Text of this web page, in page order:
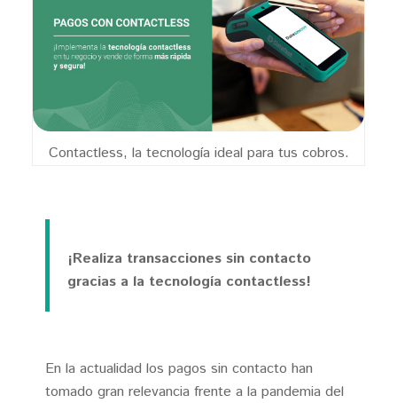
Novedades
Términos y Condiciones
Términos y Condiciones TenTén
Promoción Datafast
TenTén
Soluciones integrales
DataPOS
Dataweb
Datalink
Herramientas
Magento
Prestashop
Otras Funciones
Contrata en línea
Contactless, la tecnología ideal para tus cobros.
¡Realiza transacciones sin contacto
gracias a la tecnología contactless!
En la actualidad los pagos sin contacto han
tomado gran relevancia frente a la pandemia del